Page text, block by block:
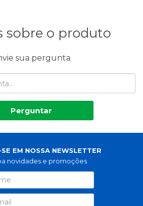
sobre o produto
sua pergunta
Perguntar
EM NOSSA NEWSLETTER
novidades e promoções